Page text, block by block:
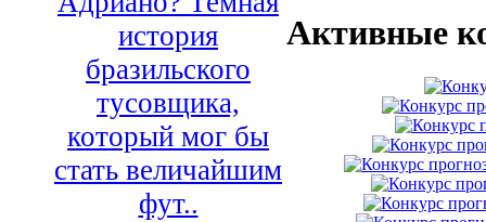
история
бразильского
тусовщика,
который мог бы
стать величайшим
фут..
Активные